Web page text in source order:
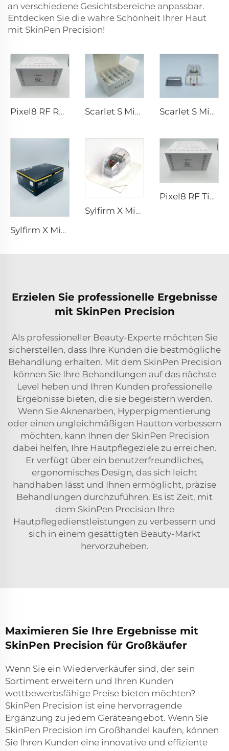
an verschiedene Gesichtsbereiche anpassbar.
Entdecken Sie die wahre Schönheit Ihrer Haut
mit SkinPen Precision!
Pixel8 RF Rohrer Aesthetic 25 49 64 Spitzen Scarlet S Microneedling RF-Bipolar-Elektroden Verbrauchsspitze 25-Pin Scarlet S Microneedling RF-Bipolar-Elektroden Verbrauchsspitze 25-Pin
Sylfirm X Microneedling RF-Hautpflege Sylfirm X Spitzen XB-49
Sylfirm X Microneedling RF-Spitze Sylfirm X XE-25 Kartusche von Viol
Pixel8 RF Tipps
Erzielen Sie professionelle Ergebnisse
mit SkinPen Precision
Als professioneller Beauty-Experte möchten Sie
sicherstellen, dass Ihre Kunden die bestmögliche
Behandlung erhalten. Mit dem SkinPen Precision
können Sie Ihre Behandlungen auf das nächste
Level heben und Ihren Kunden professionelle
Ergebnisse bieten, die sie begeistern werden.
Wenn Sie Aknenarben, Hyperpigmentierung
oder einen ungleichmäßigen Hautton verbessern
möchten, kann Ihnen der SkinPen Precision
dabei helfen, Ihre Hautpflegeziele zu erreichen.
Er verfügt über ein benutzerfreundliches,
ergonomisches Design, das sich leicht
handhaben lässt und Ihnen ermöglicht, präzise
Behandlungen durchzuführen. Es ist Zeit, mit
dem SkinPen Precision Ihre
Hautpflegedienstleistungen zu verbessern und
sich in einem gesättigten Beauty-Markt
hervorzuheben.
Maximieren Sie Ihre Ergebnisse mit
SkinPen Precision für Großkäufer
Wenn Sie ein Wiederverkäufer sind, der sein
Sortiment erweitern und Ihren Kunden
wettbewerbsfähige Preise bieten möchten?
SkinPen Precision ist eine hervorragende
Ergänzung zu jedem Geräteangebot. Wenn Sie
SkinPen Precision im Großhandel kaufen, können
Sie Ihren Kunden eine innovative und effiziente